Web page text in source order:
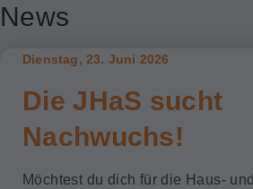
News
Dienstag, 23. Juni 2026
Die JHaS sucht
Nachwuchs!
Möchtest du dich für die Haus- und